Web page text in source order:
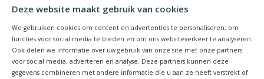
Deze website maakt gebruik van cookies
We gebruiken cookies om content en advertenties te personaliseren, om
functies voor social media te bieden en om ons websiteverkeer te analyseren.
Ook delen we informatie over uw gebruik van onze site met onze partners
voor social media, adverteren en analyse. Deze partners kunnen deze
gegevens combineren met andere informatie die u aan ze heeft verstrekt of
Naam